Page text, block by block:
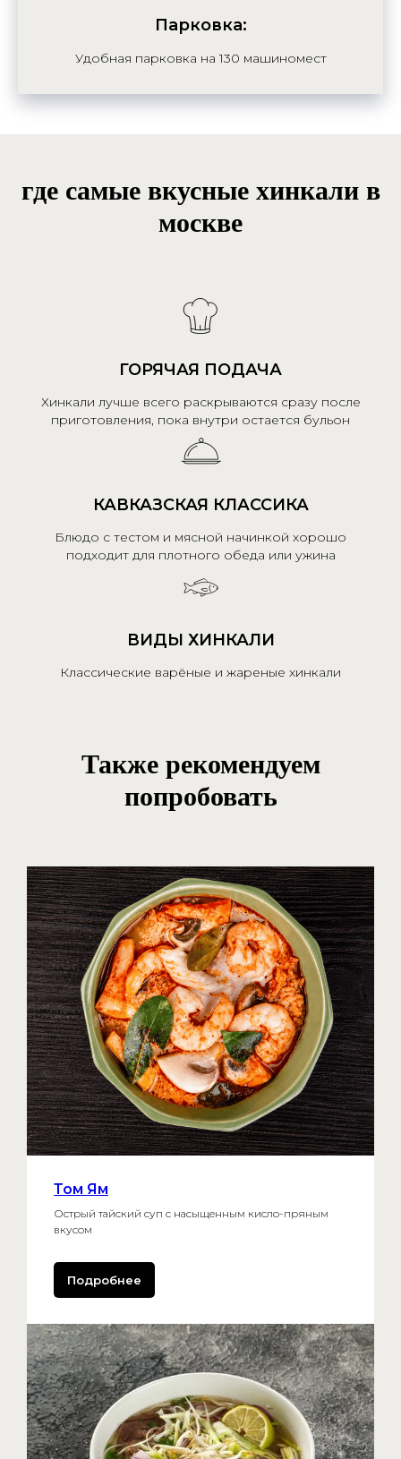
Парковка:
Удобная парковка на 130 машиномест
где самые вкусные хинкали в
москве
ГОРЯЧАЯ ПОДАЧА
Хинкали лучше всего раскрываются сразу после
приготовления, пока внутри остается бульон
КАВКАЗСКАЯ КЛАССИКА
Блюдо с тестом и мясной начинкой хорошо
подходит для плотного обеда или ужина
ВИДЫ ХИНКАЛИ
Классические варёные и жареные хинкали
Также рекомендуем
попробовать
Том Ям
Острый тайский суп с насыщенным кисло-пряным
вкусом
Подробнее